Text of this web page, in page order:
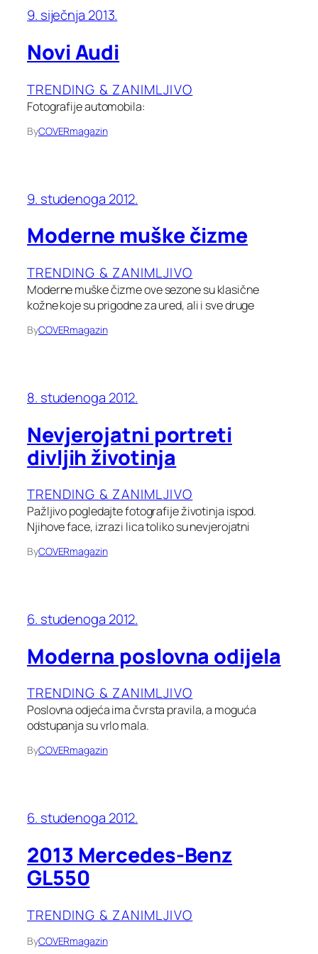
9. siječnja 2013.
Novi Audi
TRENDING & ZANIMLJIVO
Fotografije automobila:
ByCOVERmagazin
9. studenoga 2012.
Moderne muške čizme
TRENDING & ZANIMLJIVO
Moderne muške čizme ove sezone su klasične
kožne koje su prigodne za ured, ali i sve druge
ByCOVERmagazin
8. studenoga 2012.
Nevjerojatni portreti
divljih životinja
TRENDING & ZANIMLJIVO
Pažljivo pogledajte fotografije životinja ispod.
Njihove face, izrazi lica toliko su nevjerojatni
ByCOVERmagazin
6. studenoga 2012.
Moderna poslovna odijela
TRENDING & ZANIMLJIVO
Poslovna odjeća ima čvrsta pravila, a moguća
odstupanja su vrlo mala.
ByCOVERmagazin
6. studenoga 2012.
2013 Mercedes-Benz
GL550
TRENDING & ZANIMLJIVO
ByCOVERmagazin